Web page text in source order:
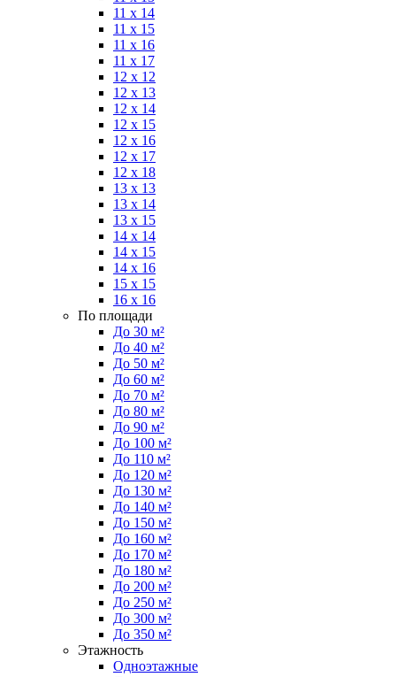
11 x 14
11 x 15
11 x 16
11 x 17
12 x 12
12 x 13
12 x 14
12 x 15
12 x 16
12 x 17
12 x 18
13 x 13
13 x 14
13 x 15
14 x 14
14 x 15
14 x 16
15 x 15
16 x 16
По площади
До 30 м²
До 40 м²
До 50 м²
До 60 м²
До 70 м²
До 80 м²
До 90 м²
До 100 м²
До 110 м²
До 120 м²
До 130 м²
До 140 м²
До 150 м²
До 160 м²
До 170 м²
До 180 м²
До 200 м²
До 250 м²
До 300 м²
До 350 м²
Этажность
Одноэтажные